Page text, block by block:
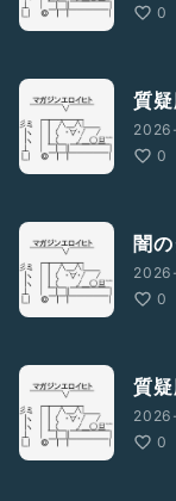
0
質
0
闇
0
質
0